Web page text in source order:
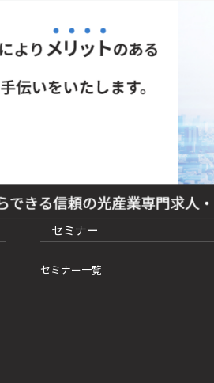
セミナー
セミナー一覧